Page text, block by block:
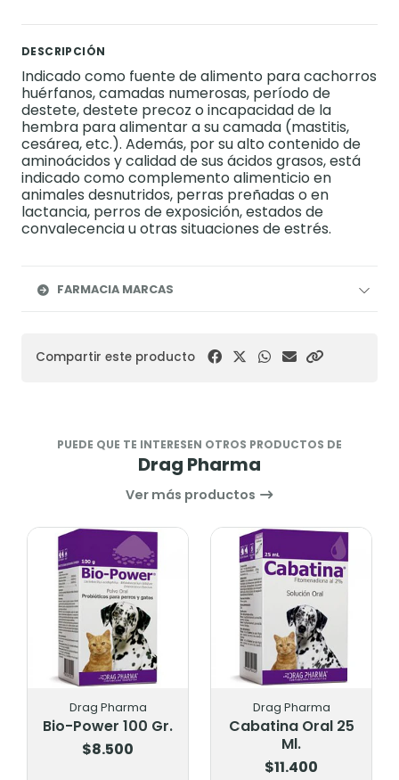
DESCRIPCIÓN
Indicado como fuente de alimento para cachorros
huérfanos, camadas numerosas, período de
destete, destete precoz o incapacidad de la
hembra para alimentar a su camada (mastitis,
cesárea, etc.). Además, por su alto contenido de
aminoácidos y calidad de sus ácidos grasos, está
indicado como complemento alimenticio en
animales desnutridos, perras preñadas o en
lactancia, perros de exposición, estados de
convalecencia u otras situaciones de estrés.
FARMACIA MARCAS
Compartir este producto
PUEDE QUE TE INTERESEN OTROS PRODUCTOS DE
Drag Pharma
Ver más productos
Drag Pharma
Bio-Power 100 Gr.
$8.500
Drag Pharma
Cabatina Oral 25
Ml.
$11.400